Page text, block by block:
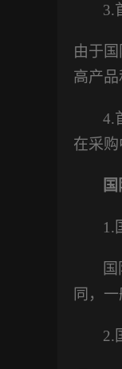
3.
由于
高产品
4.
在采购
1.
同，
2.